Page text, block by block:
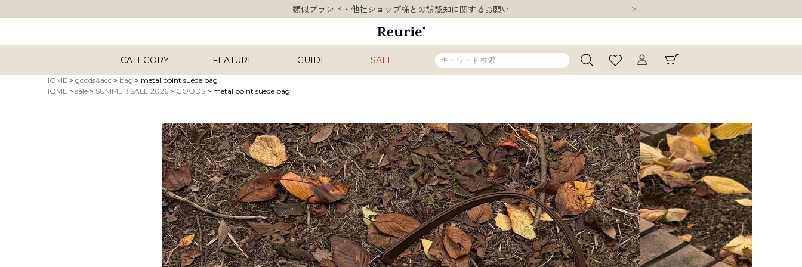
類似ブランド・他社ショップ様との誤認知に関するお願い
熊本県熊本地方を震源とする地震の影響について
お盆期間中の営業・配送に関して
類似ブランド・他社ショップ様との誤認知に関するお願い
10,000円以上ご購入で送料無料
CATEGORY FEATURE GUIDE SALE
新着 再入荷
SALE
商品タイプ
ORIGINAL HIT ITEM
カラー
HOME goods&acc bag
metal point suede bag
HOME
sale SUMMER SALE 2026 GOODS metal point suede bag